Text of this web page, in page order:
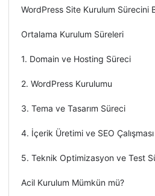
WordPress Site Kurulum Sürecini
Ortalama Kurulum Süreleri
1. Domain ve Hosting Süreci
2. WordPress Kurulumu
3. Tema ve Tasarım Süreci
4. İçerik Üretimi ve SEO Çalışması
5. Teknik Optimizasyon ve Test
Acil Kurulum Mümkün mü?